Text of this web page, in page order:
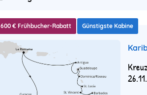
600 € Frühbucher-Rabatt Günstigste Kabine